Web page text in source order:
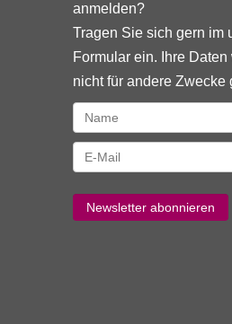
anmelden?
Tragen Sie sich gern im
Formular ein. Ihre
nicht für andere Zwecke